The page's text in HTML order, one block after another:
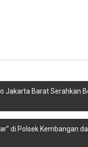
Jakarta Barat Serahkan
di Polsek Kembangan